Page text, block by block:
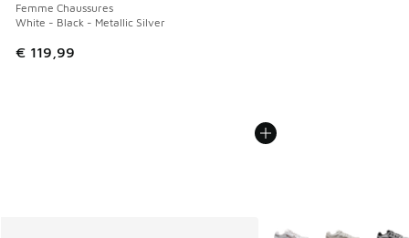
Femme Chaussures
White - Black - Metallic Silver
€ 119,99
Plus de couleurs